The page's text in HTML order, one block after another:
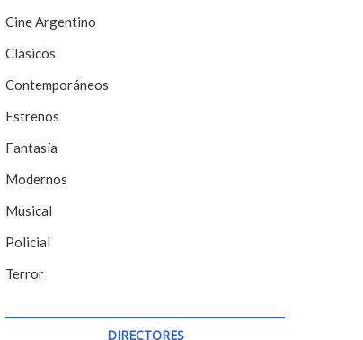
Cine Argentino
Clásicos
Contemporáneos
Estrenos
Fantasía
Modernos
Musical
Policial
Terror
DIRECTORES